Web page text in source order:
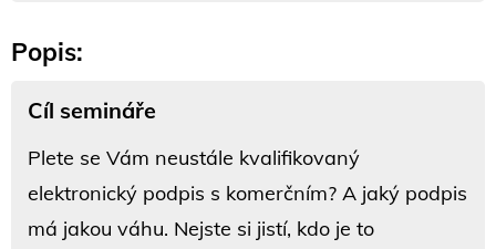
Popis:
Cíl semináře
Plete se Vám neustále kvalifikovaný
elektronický podpis s komerčním? A jaký podpis
má jakou váhu. Nejste si jistí, kdo je to